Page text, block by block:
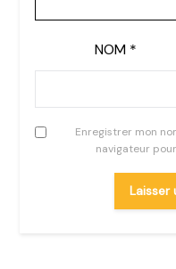
NOM *
Enregistrer mon
navigateur